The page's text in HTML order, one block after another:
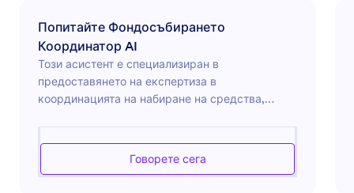
Попитайте Фондосъбирането
Координатор AI
Този асистент е специализиран в
предоставянето на експертиза в
координацията на набиране на средства,
набиране на средства, ангажиране и
поддържане на взаимоотношения с дарители,
Говорете сега